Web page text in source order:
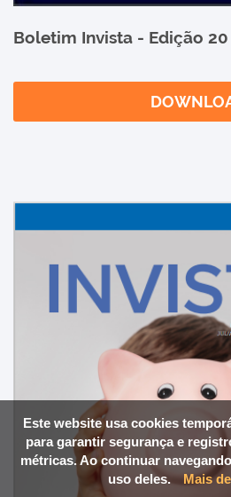
Boletim Invista - Edição 20
Este website usa cookies
para garantir segurança e
métricas. Ao continuar
uso deles. Mais